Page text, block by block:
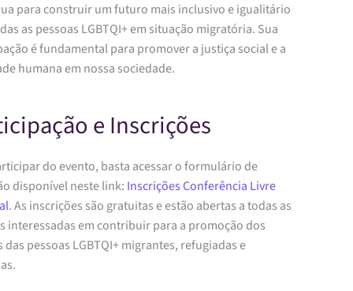
para construir um futuro mais inclusivo e igualitário
as pessoas LGBTQI+ em situação migratória. Sua
é fundamental para promover a justiça social e a
humana em nossa sociedade.
e Inscrições
do evento, basta acessar o formulário de
disponível neste link: Inscrições Conferência Livre
. As inscrições são gratuitas e estão abertas a todas as
interessadas em contribuir para a promoção dos
pessoas LGBTQI+ migrantes, refugiadas e